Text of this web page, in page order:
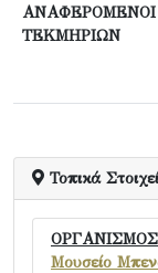
ΑΝΑΦΕΡΟΜΕΝΟΙ
ΤΕΚΜΗΡΙΩΝ
Τοπικά
Μουσείο